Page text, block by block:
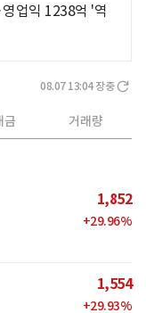
업익 1238억 '역
08.07 13:04 장중
금 거래량
1,852
+29.96%
1,554
+29.93%